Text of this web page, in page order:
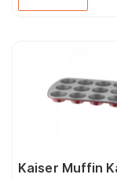
Kaiser Muffin